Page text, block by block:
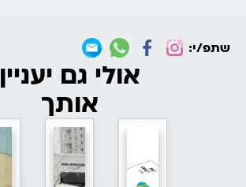
שתפ/י:
אולי גם יעניין
אותך